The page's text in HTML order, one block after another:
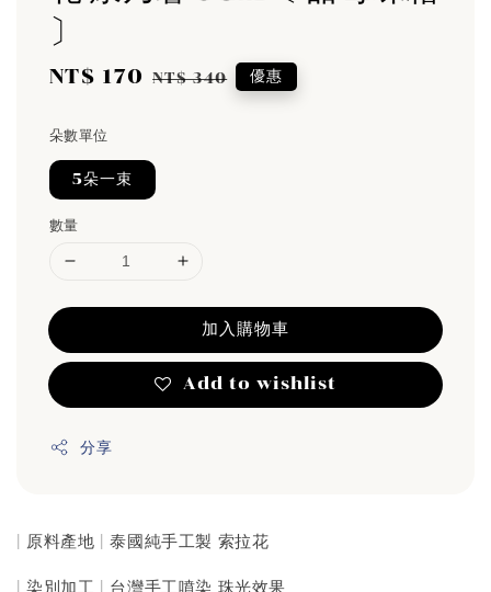
〕
Sale
NT$ 170 Regular
NT$ 340 優惠
朵數單位
5朵一束
數量
加入購物車
Add to wishlist
分享
| 原料產地 | 泰國純手工製 索拉花
| 染別加工 | 台灣手工噴染 珠光效果